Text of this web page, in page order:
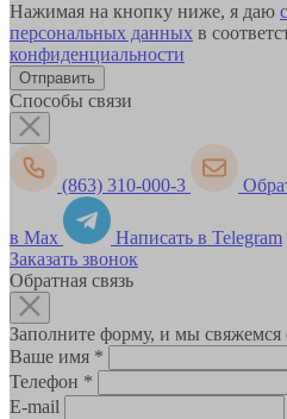
Нажимая на кнопку ниже, я даю
персональных данных в
конфиденциальности
Способы связи
(863) 310-000-3
в Max
Написать в Telegram
Заказать звонок
Обратная связь
Заполните форму, и мы
Ваше имя *
Телефон *
E-mail